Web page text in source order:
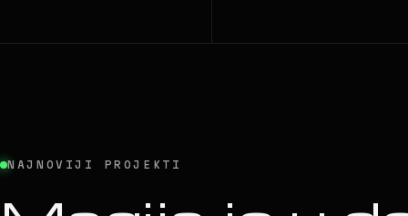
PROGRAMIRANJE
NAJNOVIJI PROJEKTI